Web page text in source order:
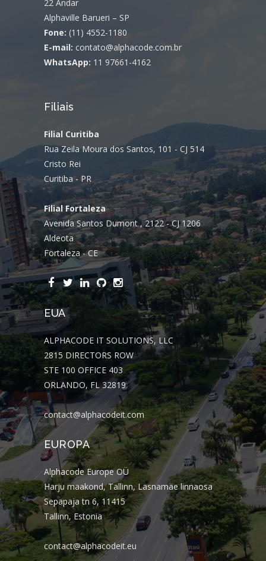
22 Andar
Alphaville Barueri – SP
Fone: (11) 4552-1180
E-mail: contato@alphacode.com.br
WhatsApp: 11 97661-4162
Filiais
Filial Curitiba
Rua Zeila Moura dos Santos, 101 - CJ 514
Cristo Rei
Curitiba - PR
Filial Fortaleza
Avenida Santos Dumont , 2122 - CJ 1206
Aldeota
Fortaleza - CE
EUA
ALPHACODE IT SOLUTIONS, LLC
2815 DIRECTORS ROW
STE 100 OFFICE 403
ORLANDO, FL 32819
contact@alphacodeit.com
EUROPA
Alphacode Europe OÜ
Harju maakond, Tallinn, Lasnamäe linnaosa
Sepapaja tn 6, 11415
Tallinn, Estonia
contact@alphacodeit.eu